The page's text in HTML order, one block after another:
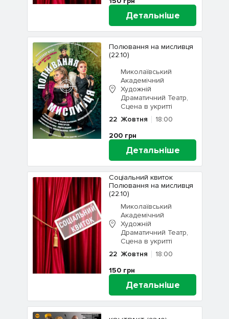
Детальніше
Полювання на мисливця
(22.10)
Миколаївський
Академічний
Художній
Драматичний Театр,
Сцена в укритті
22 Жовтня
18:00
200 грн
Детальніше
Соціальний квиток
Полювання на мисливця
(22.10)
Миколаївський
Академічний
Художній
Драматичний Театр,
Сцена в укритті
22 Жовтня
18:00
150 грн
Детальніше